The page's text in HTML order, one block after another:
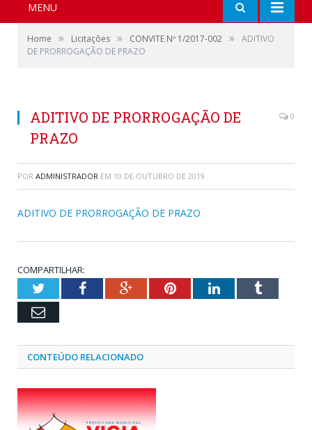
MENU
Home » Licitações » CONVITE Nº 1/2017-002 »
ADITIVO
DE PRORROGAÇÃO DE PRAZO
ADITIVO DE PRORROGAÇÃO DE
PRAZO
0
POR ADMINISTRADOR EM 10 DE OUTUBRO DE 2019
ADITIVO DE PRORROGAÇÃO DE PRAZO
COMPARTILHAR:
TwitterFacebookGoogle+PinterestLinkedInTumblr
Email
CONTEÚDO RELACIONADO